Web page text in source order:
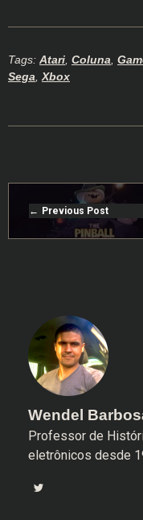
Tags: Atari, Coluna,
Sega,Xbox
Previous Post
Wendel
Professor de
eletrônicos desde